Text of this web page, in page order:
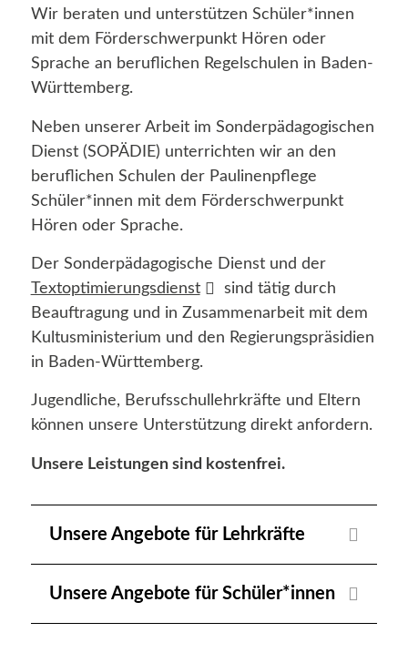
Wir beraten und unterstützen Schüler*innen
mit dem Förderschwerpunkt Hören oder
Sprache an beruflichen Regelschulen in Baden-
Württemberg.
Neben unserer Arbeit im Sonderpädagogischen
Dienst (SOPÄDIE) unterrichten wir an den
beruflichen Schulen der Paulinenpflege
Schüler*innen mit dem Förderschwerpunkt
Hören oder Sprache.
Der Sonderpädagogische Dienst und der
Textoptimierungsdienst
sind tätig durch
Beauftragung und in Zusammenarbeit mit dem
Kultusministerium und den Regierungspräsidien
in Baden-Württemberg.
Jugendliche, Berufsschullehrkräfte und Eltern
können unsere Unterstützung direkt anfordern.
Unsere Leistungen sind kostenfrei.
Unsere Angebote für Lehrkräfte
Unsere Angebote für Schüler*innen